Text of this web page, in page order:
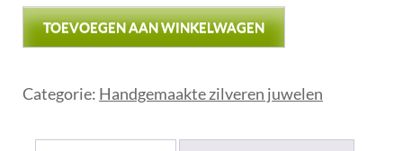
TOEVOEGEN AAN WINKELWAGEN
Categorie: Handgemaakte zilveren juwelen